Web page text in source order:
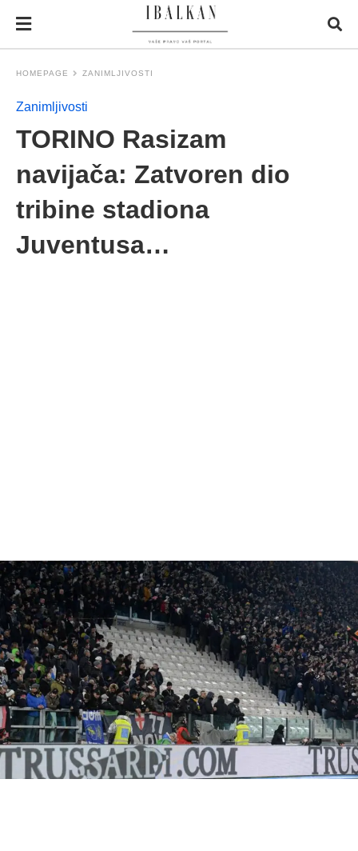
HOMEPAGE ZANIMLJIVOSTI
Zanimljivosti
TORINO Rasizam
navijača: Zatvoren dio
tribine stadiona
Juventusa…